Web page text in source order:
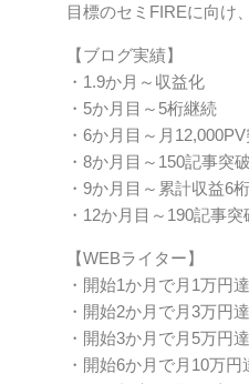
目標のセミFIREに向け
【ブログ実績】
・1.9か月～収益化
・5か月目～5桁継続
・6か月目～月
・8か月目～150記事突破
・9か月目～累計収益6
・12か月目～190記事突
【WEBライター】
・開始1か月で月1万円
・開始2か月で月3万円
・開始3か月で月5万円
・開始6か月で月10万円